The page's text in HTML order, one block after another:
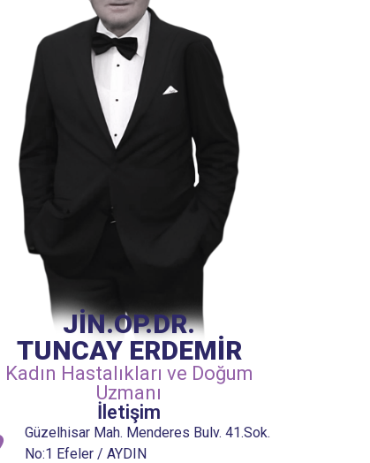
JİN.OP.DR.
TUNCAY ERDEMİR
Kadın Hastalıkları ve Doğum
Uzmanı
İletişim
Güzelhisar Mah. Menderes Bulv. 41.Sok.
No:1 Efeler / AYDIN